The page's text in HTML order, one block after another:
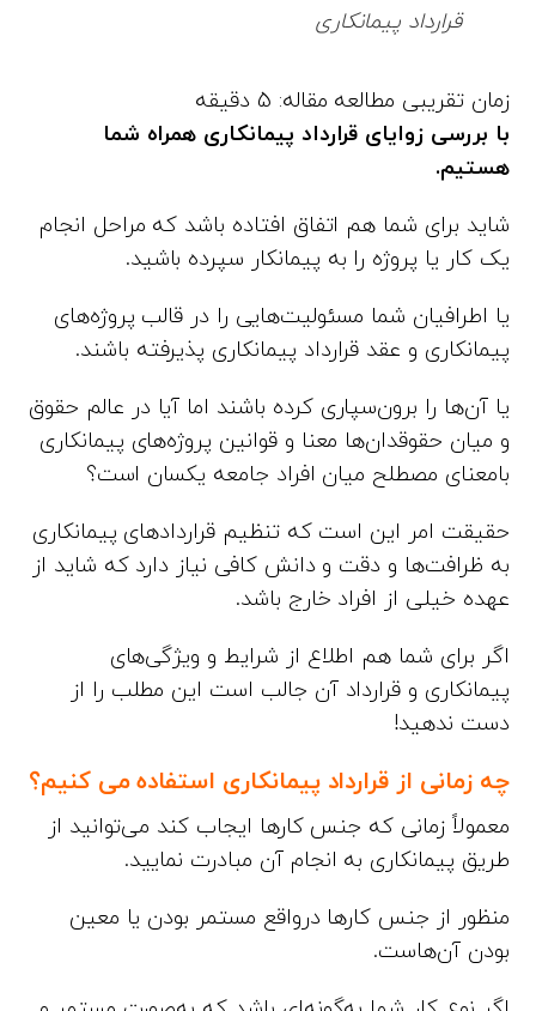
قرارداد پیمانکاری
با بررسی زوایای قرارداد پیمانکاری همراه شما
هستیم.
شاید برای شما هم اتفاق افتاده باشد که مراحل انجام
یک کار یا پروژه را به پیمانکار سپرده باشید.
یا اطرافیان شما مسئولیت‌هایی را در قالب پروژه‌های
پیمانکاری و عقد قرارداد پیمانکاری پذیرفته باشند.
یا آن‌ها را برون‌سپاری کرده باشند اما آیا در عالم حقوق
و میان حقوقدان‌ها معنا و قوانین پروژه‌های پیمانکاری
بامعنای مصطلح میان افراد جامعه یکسان است؟
حقیقت امر این است که تنظیم قراردادهای پیمانکاری
به ظرافت‌ها و دقت و دانش کافی نیاز دارد که شاید از
عهده خیلی از افراد خارج باشد.
اگر برای شما هم اطلاع از شرایط و ویژگی‌های
پیمانکاری و قرارداد آن جالب است این مطلب را از
دست ندهید!
چه زمانی از قرارداد پیمانکاری استفاده می کنیم؟
معمولاً زمانی که جنس کارها ایجاب کند می‌توانید از
طریق پیمانکاری به انجام آن مبادرت نمایید.
منظور از جنس کارها درواقع مستمر بودن یا معین
بودن آن‌هاست.